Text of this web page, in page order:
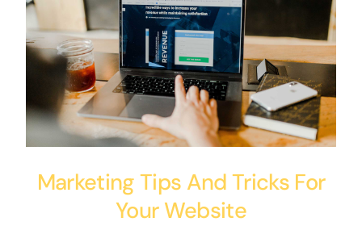
Marketing Tips And Tricks For
Your Website